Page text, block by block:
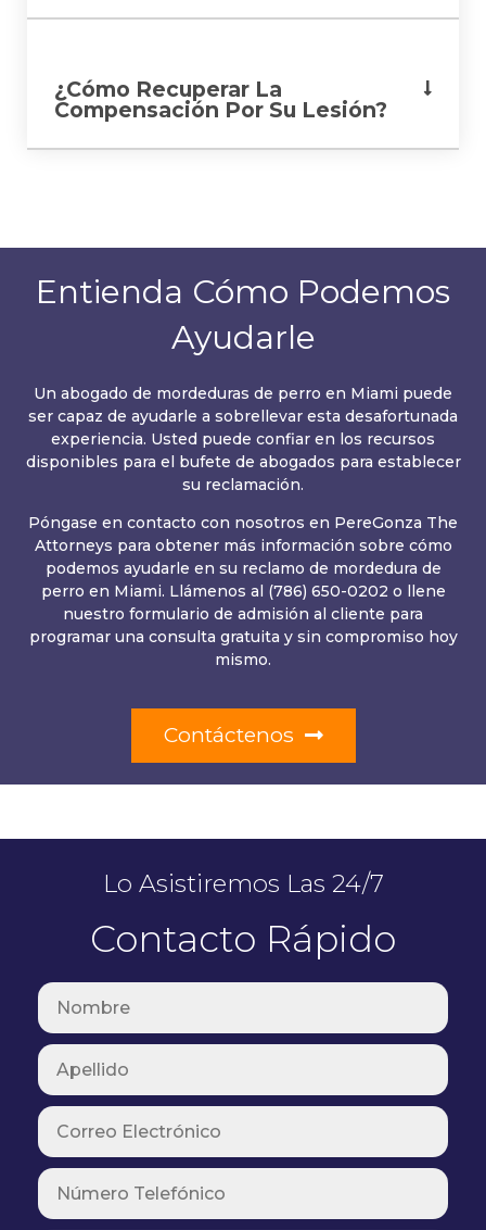
¿Cómo Recuperar La
Compensación Por Su Lesión?
Entienda Cómo Podemos
Ayudarle
Un abogado de mordeduras de perro en Miami puede
ser capaz de ayudarle a sobrellevar esta desafortunada
experiencia. Usted puede confiar en los recursos
disponibles para el bufete de abogados para establecer
su reclamación.
Póngase en contacto con nosotros en PereGonza The
Attorneys para obtener más información sobre cómo
podemos ayudarle en su reclamo de mordedura de
perro en Miami. Llámenos al (786) 650-0202 o llene
nuestro formulario de admisión al cliente para
programar una consulta gratuita y sin compromiso hoy
mismo.
Contáctenos
Lo Asistiremos Las 24/7
Contacto Rápido